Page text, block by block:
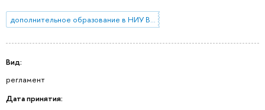
дополнительное образование в НИУ ВШЭ
Вид:
регламент
Дата принятия: